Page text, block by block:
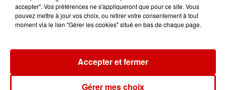
I Gotta Feeling : comment David
accepter". Vos préférences ne s'appliqueront que pour ce site. Vous
pouvez mettre à jour vos choix, ou retirer votre consentement à tout
moment via le lien "Gérer les cookies" situé en bas de chaque page.
Gérer mes choix
Accepter et fermer